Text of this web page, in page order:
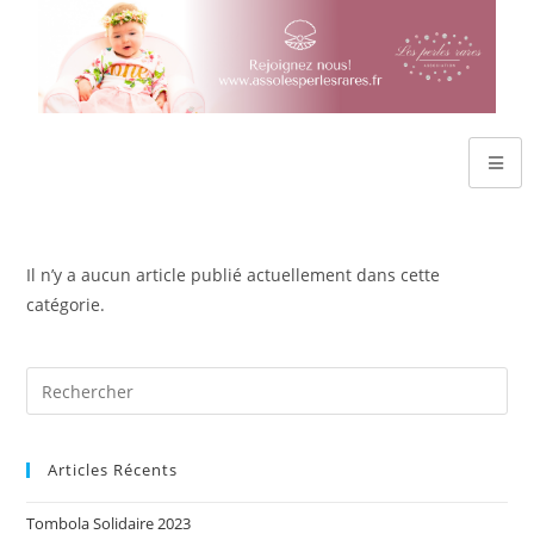
Il n’y a aucun article publié actuellement dans cette
catégorie.
Articles Récents
Tombola Solidaire 2023